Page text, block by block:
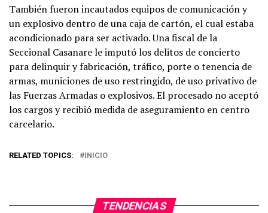
También fueron incautados equipos de comunicación y
un explosivo dentro de una caja de cartón, el cual estaba
acondicionado para ser activado. Una fiscal de la
Seccional Casanare le imputó los delitos de concierto
para delinquir y fabricación, tráfico, porte o tenencia de
armas, municiones de uso restringido, de uso privativo de
las Fuerzas Armadas o explosivos. El procesado no aceptó
los cargos y recibió medida de aseguramiento en centro
carcelario.
RELATED TOPICS: INICIO
TENDENCIAS